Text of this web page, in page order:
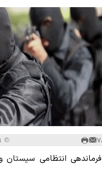
فرماندهی انتظامی سیستان